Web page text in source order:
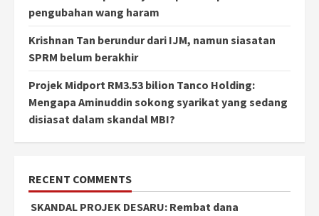
pengubahan wang haram
Krishnan Tan berundur dari IJM, namun siasatan
SPRM belum berakhir
Projek Midport RM3.53 bilion Tanco Holding:
Mengapa Aminuddin sokong syarikat yang sedang
disiasat dalam skandal MBI?
RECENT COMMENTS
SKANDAL PROJEK DESARU: Rembat dana